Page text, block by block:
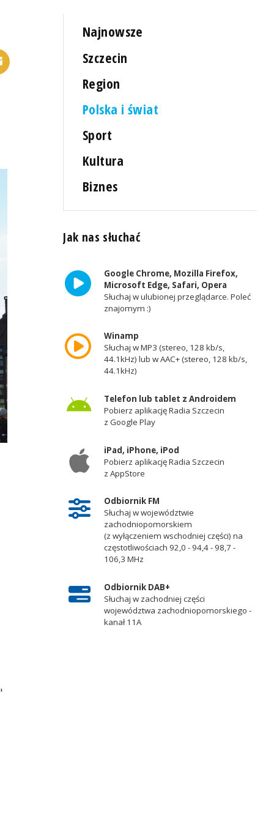
Najnowsze
Szczecin
Region
Polska i świat
Sport
Kultura
Biznes
Jak nas słuchać
Google Chrome, Mozilla Firefox,
Microsoft Edge, Safari, Opera
Słuchaj w ulubionej przeglądarce. Poleć
znajomym :)
Winamp
Słuchaj w MP3 (stereo, 128 kb/s,
44.1kHz) lub w AAC+ (stereo, 128 kb/s,
44.1kHz)
Telefon lub tablet z Androidem
Pobierz aplikację Radia Szczecin
z Google Play
iPad, iPhone, iPod
Pobierz aplikację Radia Szczecin
z AppStore
Odbiornik FM
Słuchaj w województwie
zachodniopomorskiem
(z wyłączeniem wschodniej części) na
częstotliwościach 92,0 - 94,4 - 98,7 -
106,3 MHz
Odbiornik DAB+
Słuchaj w zachodniej części
województwa zachodniopomorskiego -
kanał 11A